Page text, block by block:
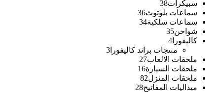
سبيكرات38
سماعات بلوتوث36
سماعات سلكية34
شواحن35
كاليفورا 4
منتجات براند كاليفورا 3
ملحقات الالعاب27
ملحقات السيارة16
ملحقات المنزل82
ميداليات المفاتيح28